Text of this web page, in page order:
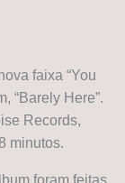
faixa “You
“Barely Here”.
Records,
minutos.
foram feitas